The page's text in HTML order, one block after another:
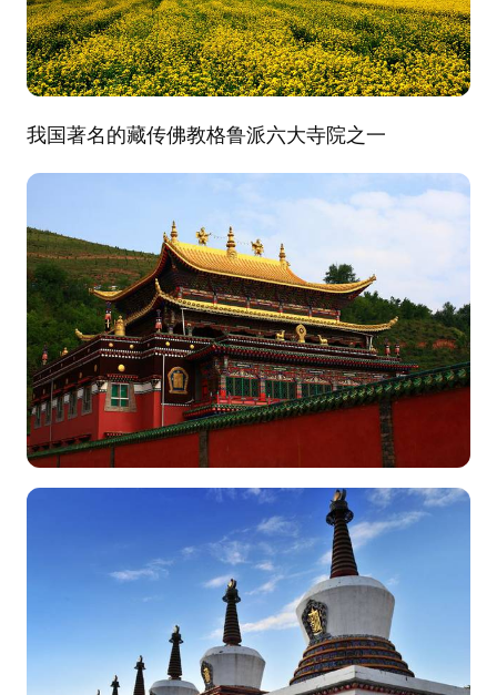
我国著名的藏传佛教格鲁派六大寺院之一